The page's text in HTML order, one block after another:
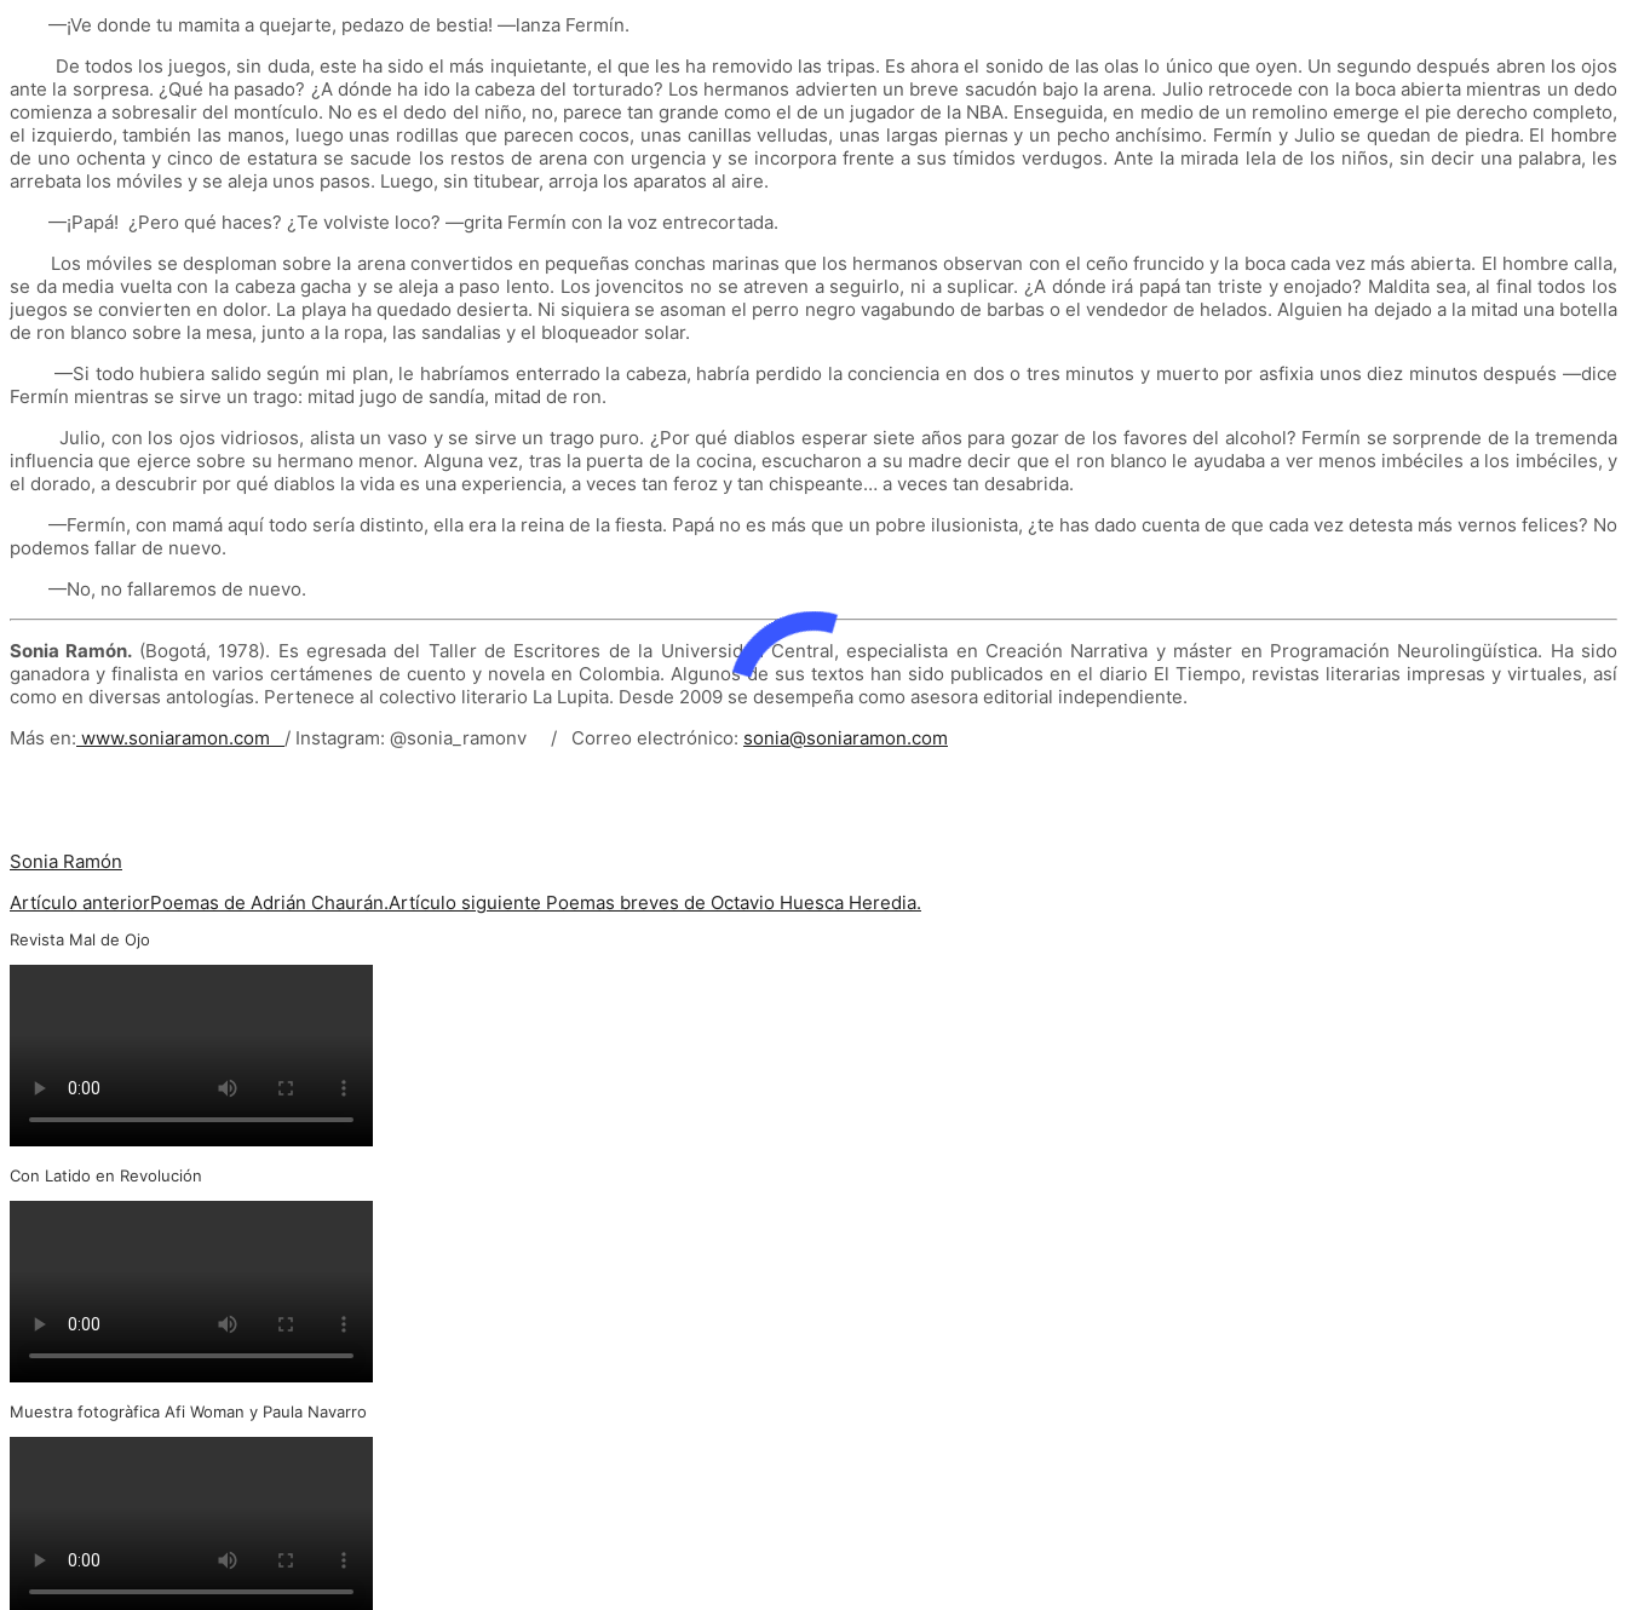
—¡Ve donde tu mamita a quejarte, pedazo de bestia! —lanza Fermín.
De todos los juegos, sin duda, este ha sido el más inquietante, el que les ha removido las tripas. Es ahora el sonido de las olas lo único que oyen. Un segundo después abren los ojos
ante la sorpresa. ¿Qué ha pasado? ¿A dónde ha ido la cabeza del torturado? Los hermanos advierten un breve sacudón bajo la arena. Julio retrocede con la boca abierta mientras un dedo
comienza a sobresalir del montículo. No es el dedo del niño, no, parece tan grande como el de un jugador de la NBA. Enseguida, en medio de un remolino emerge el pie derecho completo,
el izquierdo, también las manos, luego unas rodillas que parecen cocos, unas canillas velludas, unas largas piernas y un pecho anchísimo. Fermín y Julio se quedan de piedra. El hombre
de uno ochenta y cinco de estatura se sacude los restos de arena con urgencia y se incorpora frente a sus tímidos verdugos. Ante la mirada lela de los niños, sin decir una palabra, les
arrebata los móviles y se aleja unos pasos. Luego, sin titubear, arroja los aparatos al aire.
—¡Papá! ¿Pero qué haces? ¿Te volviste loco? —grita Fermín con la voz entrecortada.
Los móviles se desploman sobre la arena convertidos en pequeñas conchas marinas que los hermanos observan con el ceño fruncido y la boca cada vez más abierta. El hombre calla,
se da media vuelta con la cabeza gacha y se aleja a paso lento. Los jovencitos no se atreven a seguirlo, ni a suplicar. ¿A dónde irá papá tan triste y enojado? Maldita sea, al final todos los
juegos se convierten en dolor. La playa ha quedado desierta. Ni siquiera se asoman el perro negro vagabundo de barbas o el vendedor de helados. Alguien ha dejado a la mitad una botella
de ron blanco sobre la mesa, junto a la ropa, las sandalias y el bloqueador solar.
—Si todo hubiera salido según mi plan, le habríamos enterrado la cabeza, habría perdido la conciencia en dos o tres minutos y muerto por asfixia unos diez minutos después —dice
Fermín mientras se sirve un trago: mitad jugo de sandía, mitad de ron.
Julio, con los ojos vidriosos, alista un vaso y se sirve un trago puro. ¿Por qué diablos esperar siete años para gozar de los favores del alcohol? Fermín se sorprende de la tremenda
influencia que ejerce sobre su hermano menor. Alguna vez, tras la puerta de la cocina, escucharon a su madre decir que el ron blanco le ayudaba a ver menos imbéciles a los imbéciles, y
el dorado, a descubrir por qué diablos la vida es una experiencia, a veces tan feroz y tan chispeante… a veces tan desabrida.
—Fermín, con mamá aquí todo sería distinto, ella era la reina de la fiesta. Papá no es más que un pobre ilusionista, ¿te has dado cuenta de que cada vez detesta más vernos felices? No
podemos fallar de nuevo.
—No, no fallaremos de nuevo.
Sonia Ramón. (Bogotá, 1978). Es egresada del Taller de Escritores de la Universidad Central, especialista en Creación Narrativa y máster en Programación Neurolingüística. Ha sido
ganadora y finalista en varios certámenes de cuento y novela en Colombia. Algunos de sus textos han sido publicados en el diario El Tiempo, revistas literarias impresas y virtuales, así
como en diversas antologías. Pertenece al colectivo literario La Lupita. Desde 2009 se desempeña como asesora editorial independiente.
Más en: www.soniaramon.com / Instagram: @sonia_ramonv / Correo electrónico: sonia@soniaramon.com
Sonia Ramón
Artículo anteriorPoemas de Adrián Chaurán.Artículo siguiente Poemas breves de Octavio Huesca Heredia.
Revista Mal de Ojo
Con Latido en Revolución
Muestra fotogràfica Afi Woman y Paula Navarro